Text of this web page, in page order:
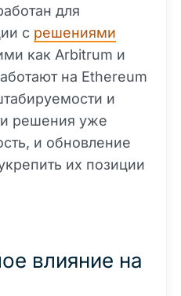
для
с решениями
как Arbitrum и
на Ethereum
и
решения уже
и обновление
их позиции
влияние на